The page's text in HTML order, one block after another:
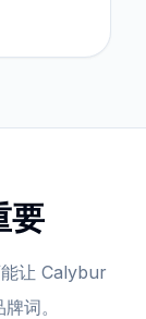
要
让 Calybur
词。